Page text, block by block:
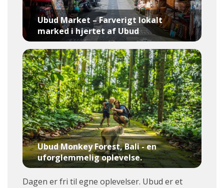
Ubud Market – Farverigt lokalt
marked i hjertet af Ubud
Ubud Monkey Forest, Bali - en
uforglemmelig oplevelse.
Dagen er fri til egne oplevelser. Ubud er et